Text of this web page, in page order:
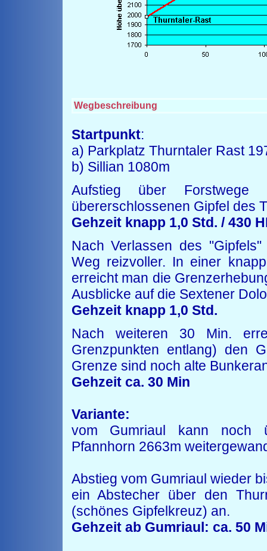
Wegbeschreibung
Startpunkt:
a) Parkplatz Thurntaler Rast
b) Sillian 1080m
Aufstieg über
übererschlossenen Gipfel des
Gehzeit knapp 1,0 Std. / 430
Nach Verlassen des
Weg reizvoller. In einer
erreicht man die
Ausblicke auf die Sextener
Gehzeit knapp 1,0 Std.
Nach weiteren 30 Min.
Grenzpunkten entlang) den
Grenze sind noch alte
Gehzeit ca. 30 Min
Variante:
vom Gumriaul kann noch
Pfannhorn 2663m
Abstieg vom Gumriaul wieder
ein Abstecher über den
(schönes Gipfelkreuz) an.
Gehzeit ab Gumriaul: ca. 50